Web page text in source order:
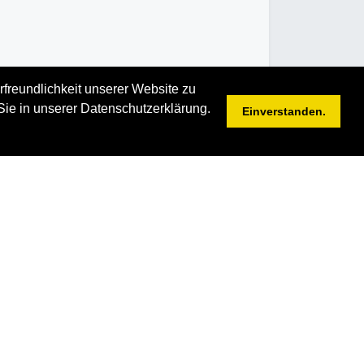
unserer Website zu
in unserer Datenschutzerklärung.
Einverstanden.